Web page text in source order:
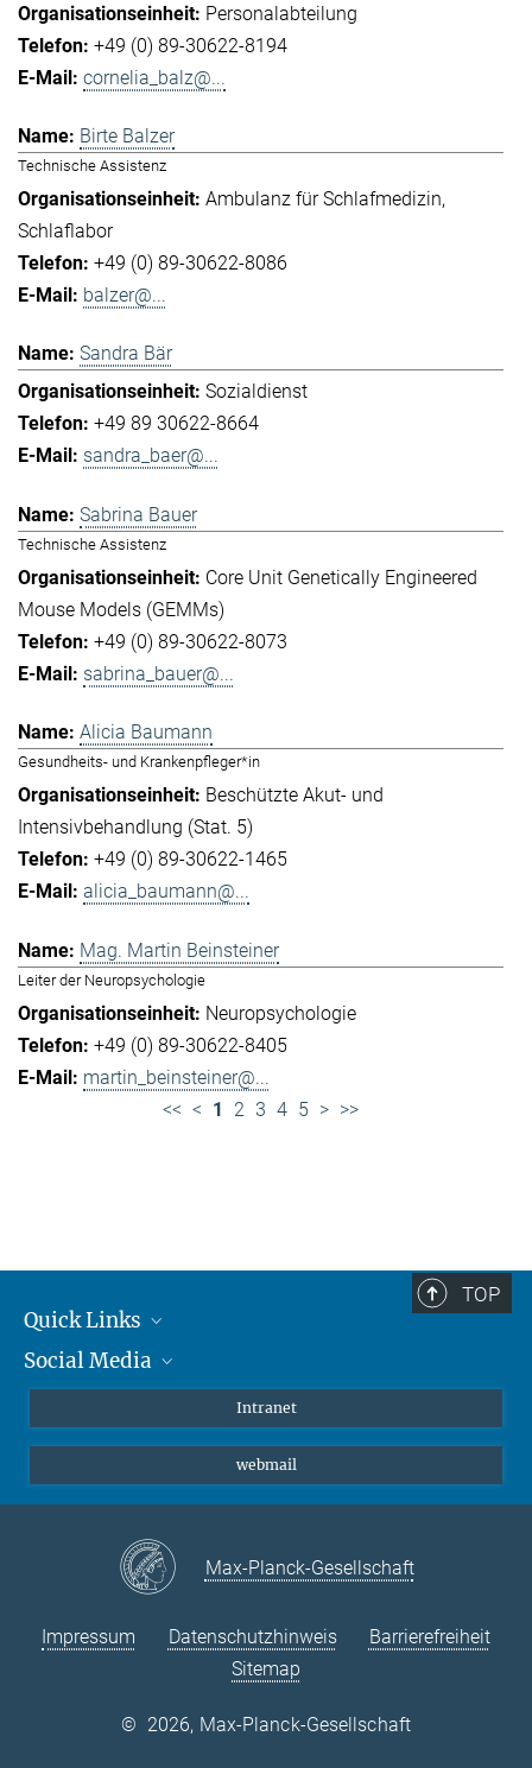
Personalabteilung
+49 (0) 89-30622-8194
cornelia_balz@...
Birte Balzer
Technische Assistenz
Ambulanz für Schlafmedizin
Schlaflabor
+49 (0) 89-30622-8086
balzer@...
Sandra Bär
Sozialdienst
+49 89 30622-8664
sandra_baer@...
Sabrina Bauer
Technische Assistenz
Core Unit Genetically Engineered
Mouse Models (GEMMs)
+49 (0) 89-30622-8073
sabrina_bauer@...
Alicia Baumann
Gesundheits- und Krankenpfleger*in
Beschützte Akut- und
Intensivbehandlung (Stat. 5)
+49 (0) 89-30622-1465
alicia_baumann@...
Mag. Martin Beinsteiner
Leiter der Neuropsychologie
Neuropsychologie
+49 (0) 89-30622-8405
martin_beinsteiner@...
<< < 1 2 3 4 5 > >>
TOP
Quick Links
Student*innen/Wissenschaftler*innen
Social Media
Bluesky
YouTube
Intranet
webmail
Max-Planck-Gesellschaft
Impressum Datenschutzhinweis
Barrierefreiheit
Sitemap
© 2026, Max-Planck-Gesellschaft